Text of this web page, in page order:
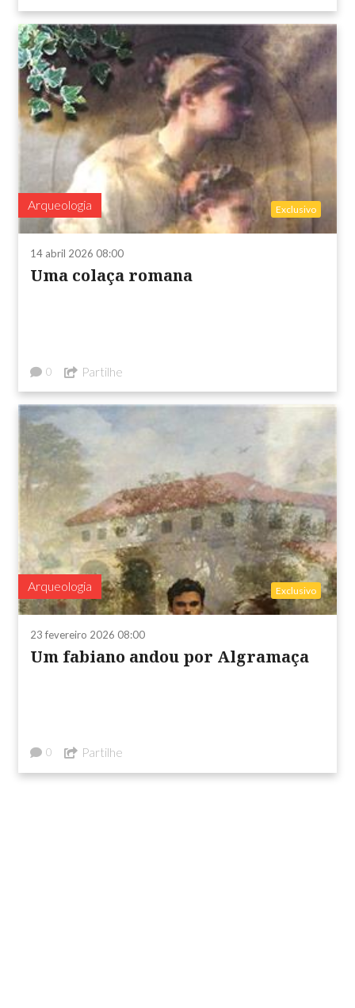
Arqueologia Exclusivo
14 abril 2026 08:00
Uma colaça romana
0 Partilhe
Arqueologia Exclusivo
23 fevereiro 2026 08:00
Um fabiano andou por Algramaça
0 Partilhe